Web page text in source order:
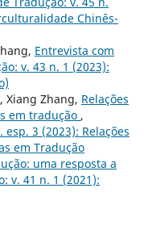
Chinês-
Entrevista com
v. 43 n. 1 (2023):
Xiang Zhang, Relações
em tradução ,
3 (2023): Relações
em Tradução
uma resposta a
v. 41 n. 1 (2021):